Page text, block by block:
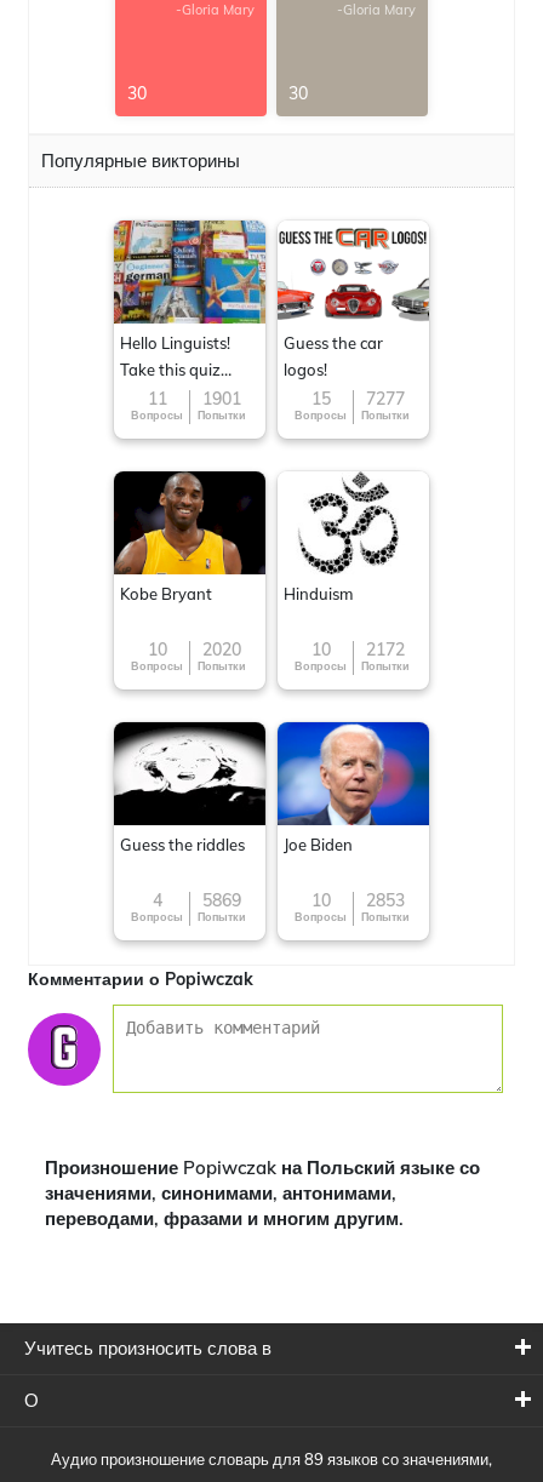
-Gloria Mary
30
-Gloria Mary
30
Популярные викторины
Hello Linguists!
Take this quiz
now!11
Вопросы
1901
Попытки
Guess the car
logos!
15
Вопросы
7277
Попытки
Kobe Bryant
10
Вопросы
2020
Попытки
Hinduism
10
Вопросы
2172
Попытки
Guess the riddles
4
Вопросы
5869
Попытки
Joe Biden
10
Вопросы
2853
Попытки
Комментарии о Popiwczak
Произношение Popiwczak на Польский языке со
значениями, синонимами, антонимами,
переводами, фразами и многим другим.
Учитесь произносить слова в
О
Аудио произношение словарь для 89 языков со значениями,